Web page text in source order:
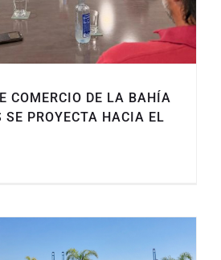
COMERCIO DE LA BAHÍA
SE PROYECTA HACIA EL